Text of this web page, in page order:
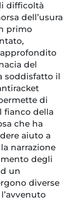
difficoltà
dell’usura
primo
del
soddisfatto il
di
fianco della
che ha
aiuto a
narrazione
degli
un
diverse